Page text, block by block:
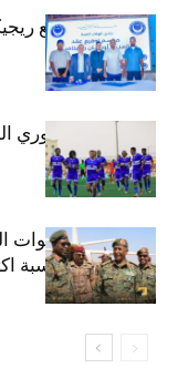
الهلال يتعاقد مع
الهلال بطلاً للدوري
الهلال يهنئ
السوداني بمناسبة
الخرطوم